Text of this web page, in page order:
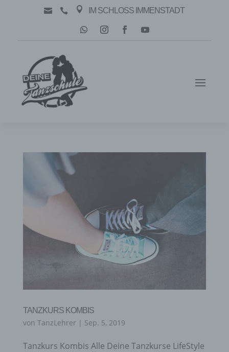
   IM SCHLOSS IMMENSTADT
TANZKURS KOMBIS
von TanzLehrer | Sep. 5, 2019
Tanzkurs Kombis Alle Deine Tanzkurse LifeStyle